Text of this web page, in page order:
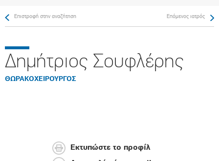
Επιστροφή στην αναζήτηση Επόμενος ιατρός
Δημήτριος Σουφλέρης
ΘΩΡΑΚΟΧΕΙΡΟΥΡΓΟΣ
Εκτυπώστε το προφίλ